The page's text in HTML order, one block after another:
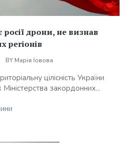
росії дрони, не визнав
регіонів
BY Марія Іовова
цілісність України
закордонних...